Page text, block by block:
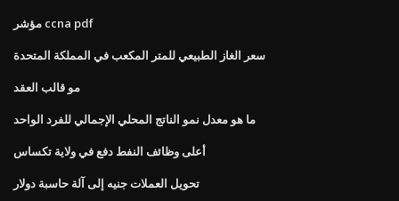
مؤشر ccna pdf
سعر الغاز الطبيعي للمتر المكعب في المملكة المتحدة
مو قالب العقد
ما هو معدل نمو الناتج المحلي الإجمالي للفرد الواحد
أعلى وظائف النفط دفع في ولاية تكساس
تحويل العملات جنيه إلى آلة حاسبة دولار